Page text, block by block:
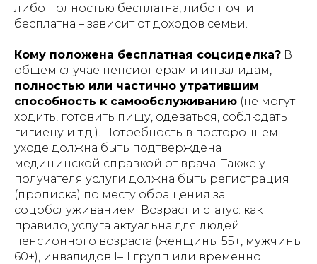
либо полностью бесплатна, либо почти
бесплатна – зависит от доходов семьи.
Кому положена бесплатная соцсиделка? В
общем случае пенсионерам и инвалидам,
полностью или частично утратившим
способность к самообслуживанию (не могут
ходить, готовить пищу, одеваться, соблюдать
гигиену и т.д.). Потребность в постороннем
уходе должна быть подтверждена
медицинской справкой от врача. Также у
получателя услуги должна быть регистрация
(прописка) по месту обращения за
соцобслуживанием. Возраст и статус: как
правило, услуга актуальна для людей
пенсионного возраста (женщины 55+, мужчины
60+), инвалидов I–II групп или временно